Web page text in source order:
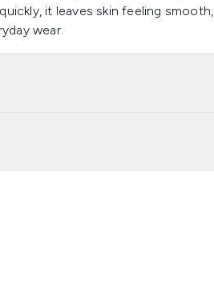
it leaves skin feeling smooth,
wear.